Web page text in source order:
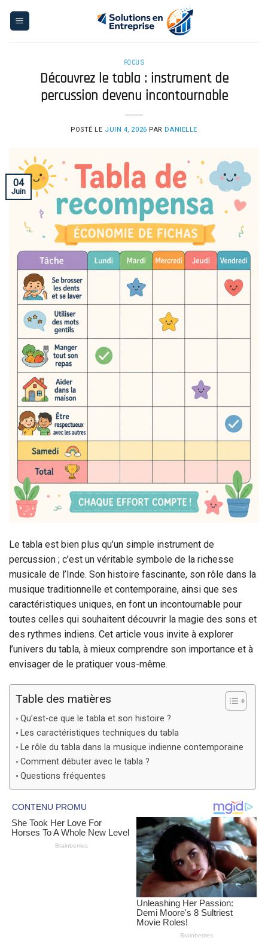
FOCUS
Découvrez le tabla : instrument de
percussion devenu incontournable
POSTÉ LE JUIN 4, 2026 PAR DANIELLE
04
Juin
Le tabla est bien plus qu’un simple instrument de
percussion ; c’est un véritable symbole de la richesse
musicale de l’Inde. Son histoire fascinante, son rôle dans la
musique traditionnelle et contemporaine, ainsi que ses
caractéristiques uniques, en font un incontournable pour
toutes celles qui souhaitent découvrir la magie des sons et
des rythmes indiens. Cet article vous invite à explorer
l’univers du tabla, à mieux comprendre son importance et à
envisager de le pratiquer vous-même.
Table des matières
Qu’est-ce que le tabla et son histoire ?
Les caractéristiques techniques du tabla
Le rôle du tabla dans la musique indienne contemporaine
Comment débuter avec le tabla ?
Questions fréquentes